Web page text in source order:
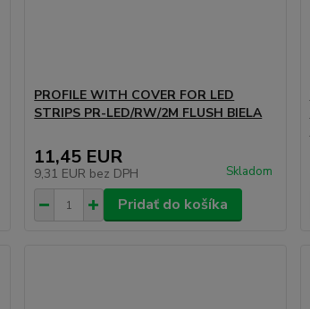
PROFILE WITH COVER FOR LED
STRIPS PR-LED/RW/2M FLUSH BIELA
11,45 EUR
9,31 EUR bez DPH Skladom
Pridať do košíka